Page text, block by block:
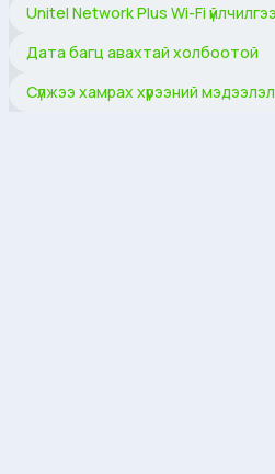
Unitel Network Plus Wi-Fi
Дата багц авахтай холбоотой
Сүлжээ хамрах хүрээний мэдээлэл